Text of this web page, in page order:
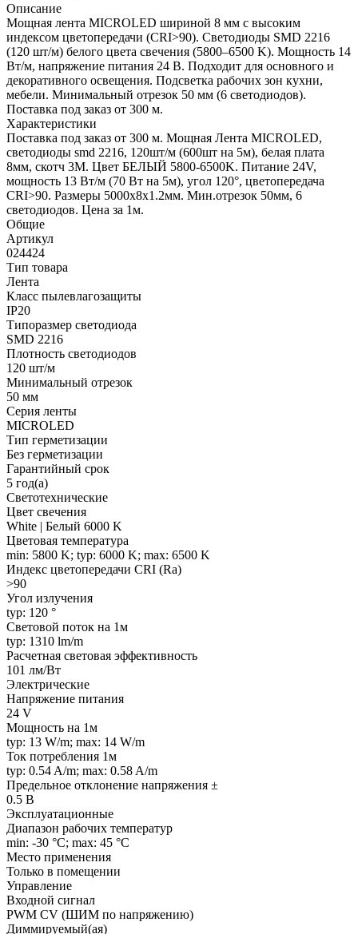
Описание
Мощная лента MICROLED шириной 8 мм с высоким
индексом цветопередачи (CRI>90). Светодиоды SMD 2216
(120 шт/м) белого цвета свечения (5800–6500 K). Мощность 14
Вт/м, напряжение питания 24 В. Подходит для основного и
декоративного освещения. Подсветка рабочих зон кухни,
мебели. Минимальный отрезок 50 мм (6 светодиодов).
Поставка под заказ от 300 м.
Характеристики
Поставка под заказ от 300 м. Мощная Лента MICROLED,
светодиоды smd 2216, 120шт/м (600шт на 5м), белая плата
8мм, скотч 3М. Цвет БЕЛЫЙ 5800-6500K. Питание 24V,
мощность 13 Вт/м (70 Вт на 5м), угол 120°, цветопередача
CRI>90. Размеры 5000х8х1.2мм. Мин.отрезок 50мм, 6
светодиодов. Цена за 1м.
Общие
Артикул
024424
Тип товара
Лента
Класс пылевлагозащиты
IP20
Типоразмер светодиода
SMD 2216
Плотность светодиодов
120 шт/м
Минимальный отрезок
50 мм
Серия ленты
MICROLED
Тип герметизации
Без герметизации
Гарантийный срок
5 год(а)
Светотехнические
Цвет свечения
White | Белый 6000 K
Цветовая температура
min: 5800 K; typ: 6000 K; max: 6500 K
Индекс цветопередачи CRI (Ra)
>90
Угол излучения
typ: 120 °
Световой поток на 1м
typ: 1310 lm/m
Расчетная световая эффективность
101 лм/Вт
Электрические
Напряжение питания
24 V
Мощность на 1м
typ: 13 W/m; max: 14 W/m
Ток потребления 1м
typ: 0.54 A/m; max: 0.58 A/m
Предельное отклонение напряжения ±
0.5 В
Эксплуатационные
Диапазон рабочих температур
min: -30 °C; max: 45 °C
Место применения
Только в помещении
Управление
Входной сигнал
PWM СV (ШИМ по напряжению)
Диммируемый(ая)